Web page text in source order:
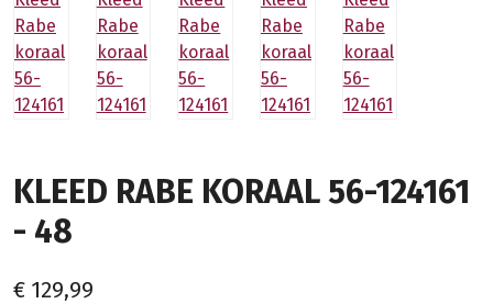
KLEED RABE KORAAL 56-124161
- 48
€ 129,99